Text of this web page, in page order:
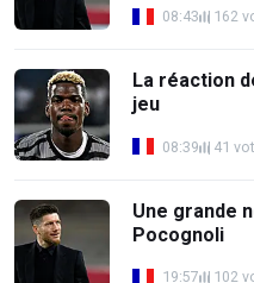
08:43 162
La réaction
jeu
08:39 41
Une grande
Pocognoli
19:57 102